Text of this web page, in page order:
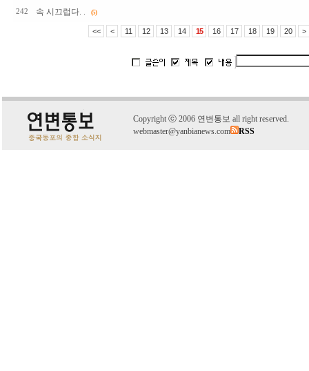
242 속 시끄럽다. . (5)
<< < 11 12 13 14 15 16 17 18 19 20 >
Copyright ⓒ 2006 연변통보 all right reserved.
webmaster@yanbianews.com
RSS